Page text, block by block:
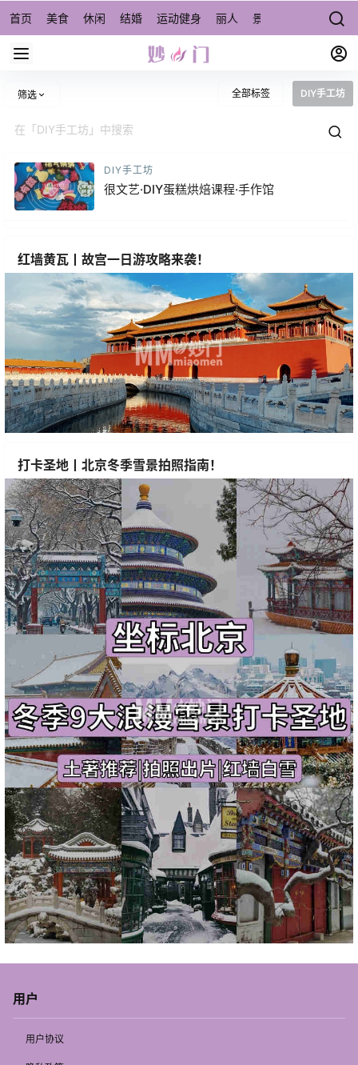
首页 美食 休闲 结婚 运动健身 丽人 景点/周边游 宠物
筛选 全部标签 DIY手工坊
DIY手工坊
很文艺·DIY蛋糕烘焙课程·手作馆
红墙黄瓦丨故宫一日游攻略来袭！
打卡圣地丨北京冬季雪景拍照指南！
用户
用户协议